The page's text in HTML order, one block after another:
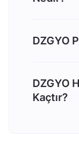
DZGYO
DZGYO
Kaçtır?